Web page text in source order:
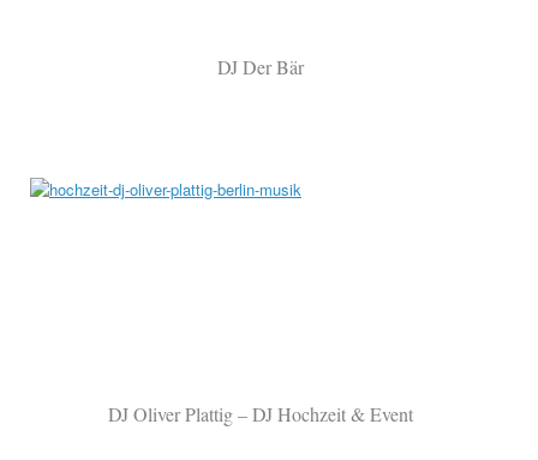
DJ Der Bär
DJ Oliver Plattig – DJ Hochzeit & Event